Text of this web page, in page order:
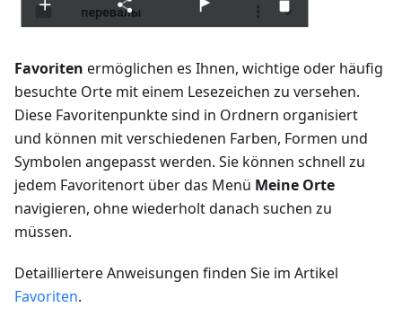
Favoriten ermöglichen es Ihnen, wichtige oder häufig
besuchte Orte mit einem Lesezeichen zu versehen.
Diese Favoritenpunkte sind in Ordnern organisiert
und können mit verschiedenen Farben, Formen und
Symbolen angepasst werden. Sie können schnell zu
jedem Favoritenort über das Menü Meine Orte
navigieren, ohne wiederholt danach suchen zu
müssen.
Detailliertere Anweisungen finden Sie im Artikel
Favoriten.